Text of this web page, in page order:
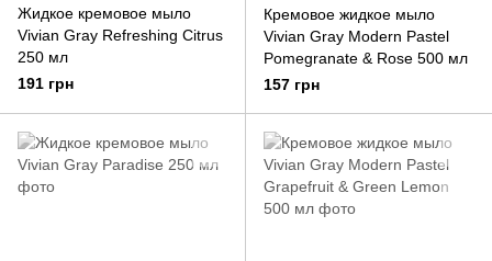
Жидкое кремовое мыло
Vivian Gray Refreshing Citrus
250 мл
191 грн
Кремовое жидкое мыло
Vivian Gray Modern Pastel
Pomegranate & Rose 500 мл
157 грн